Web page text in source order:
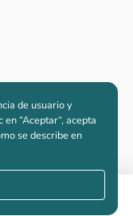
de usuario y
“Aceptar“, acepta
se describe en